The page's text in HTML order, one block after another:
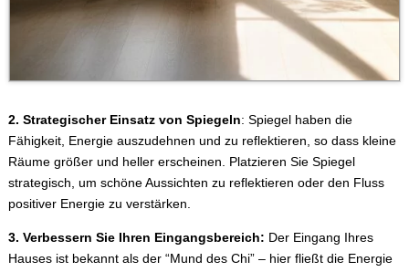
2. Strategischer Einsatz von Spiegeln: Spiegel haben die
Fähigkeit, Energie auszudehnen und zu reflektieren, so dass kleine
Räume größer und heller erscheinen. Platzieren Sie Spiegel
strategisch, um schöne Aussichten zu reflektieren oder den Fluss
positiver Energie zu verstärken.
3. Verbessern Sie Ihren Eingangsbereich: Der Eingang Ihres
Hauses ist bekannt als der “Mund des Chi” – hier fließt die Energie